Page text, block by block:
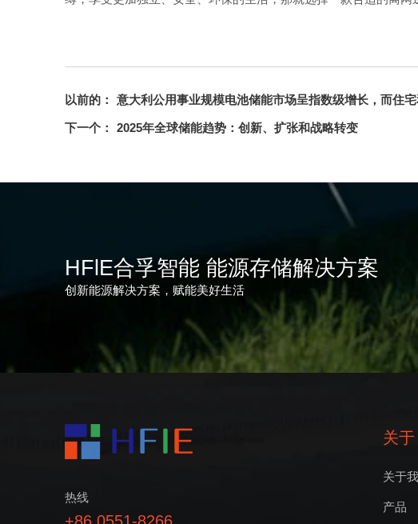
以前的： 意大利公用事业规模电池储能市场呈指数级增长，而住
下一个： 2025年全球储能趋势：创新、扩张和战略转变
HFlE合孚智能 能源存储解决方案
创新能源解决方案，赋能美好生活
热线
关
关于
产品